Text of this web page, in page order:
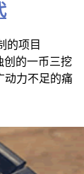
的项目
创的一币三挖
动力不足的痛